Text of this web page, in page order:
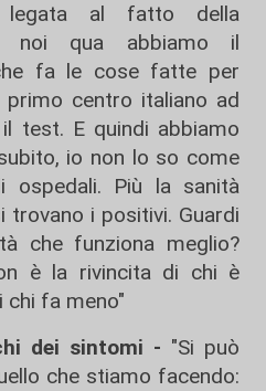
legata al fatto della
noi qua abbiamo il
fa le cose fatte per
centro italiano ad
test. E quindi abbiamo
io non lo so come
ospedali. Più la sanità
trovano i positivi. Guardi
che funziona meglio?
è la rivincita di chi è
chi fa meno"
dei sintomi - "Si può
che stiamo facendo: